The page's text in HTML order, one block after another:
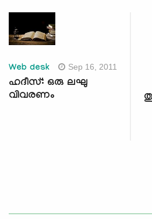
Web desk Sep 16, 2011
ഹദീസ്: ഒരു ലഘു
വിവരണം